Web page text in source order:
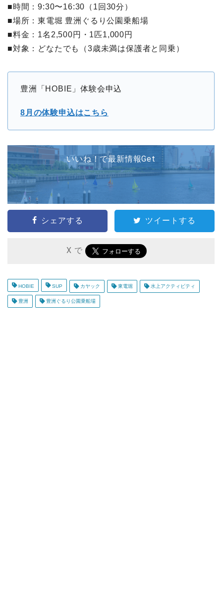
■時間：9:30〜16:30（1回30分）
■場所：東電堀 豊洲ぐるり公園乗船場
■料金：1名2,500円・1匹1,000円
■対象：どなたでも（3歳未満は保護者と同乗）
豊洲「HOBIE」体験会申込
8月の体験申込はこちら
いいね！で最新情報Get
シェアする ツイートする
X で
HOBIE SUP カヤック 東電堀 水上アクティビティ
豊洲 豊洲ぐるり公園乗船場